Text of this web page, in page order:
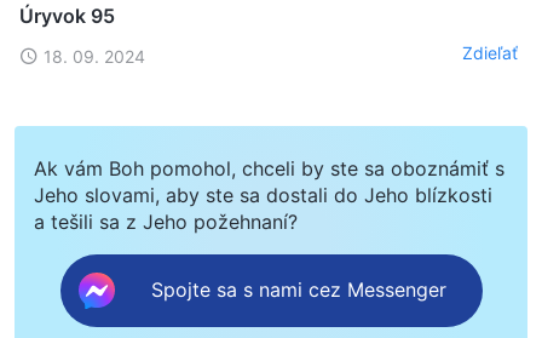
Úryvok 95
18. 09. 2024 Zdieľať
Ak vám Boh pomohol, chceli by ste sa oboznámiť s
Jeho slovami, aby ste sa dostali do Jeho blízkosti
a tešili sa z Jeho požehnaní?
Spojte sa s nami cez Messenger